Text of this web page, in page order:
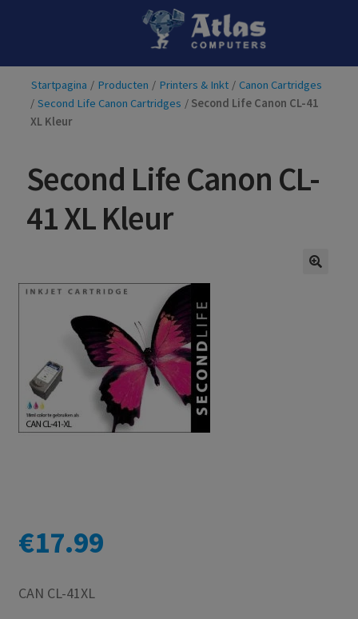
Ga
naar
navigatie
Ga
de
inhoud
Startpagina / Producten / Printers & Inkt / Canon Cartridges
/ Second Life Canon Cartridges / Second Life Canon CL-41
XL Kleur
Second Life Canon CL-
41 XL Kleur
€17.99
CAN CL-41XL